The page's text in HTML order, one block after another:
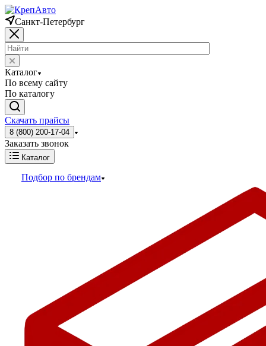
Санкт-Петербург
Каталог
По всему сайту
По каталогу
Скачать прайсы
8 (800) 200-17-04
Заказать звонок
Каталог
Подбор по брендам